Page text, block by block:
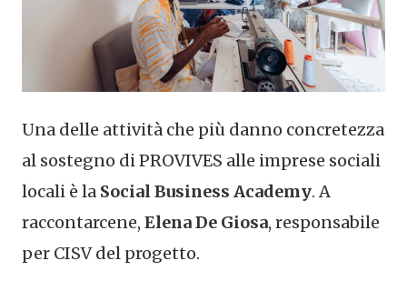
Una delle attività che più danno concretezza
al sostegno di PROVIVES alle imprese sociali
locali è la Social Business Academy. A
raccontarcene, Elena De Giosa, responsabile
per CISV del progetto.